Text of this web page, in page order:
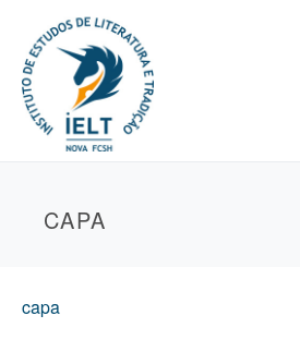
CAPA
capa